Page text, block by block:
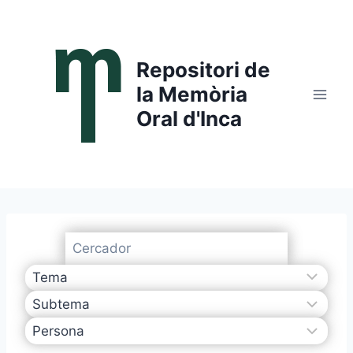
contenido
Repositori de
la Memòria
Oral d'Inca